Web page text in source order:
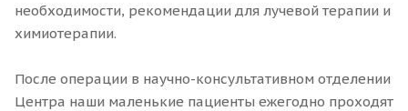
необходимости, рекомендации для лучевой терапии и
химиотерапии.
После операции в научно-консультативном отделении
Центра наши маленькие пациенты ежегодно проходят